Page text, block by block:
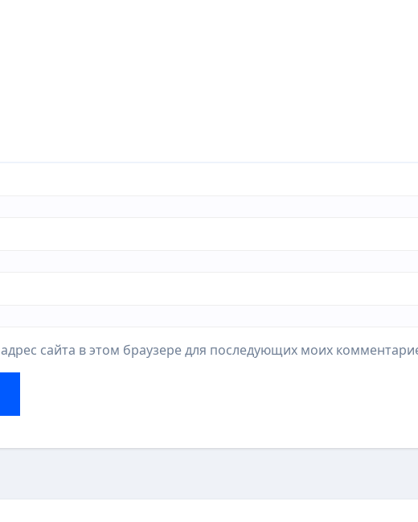
сайта в этом браузере для последующих моих